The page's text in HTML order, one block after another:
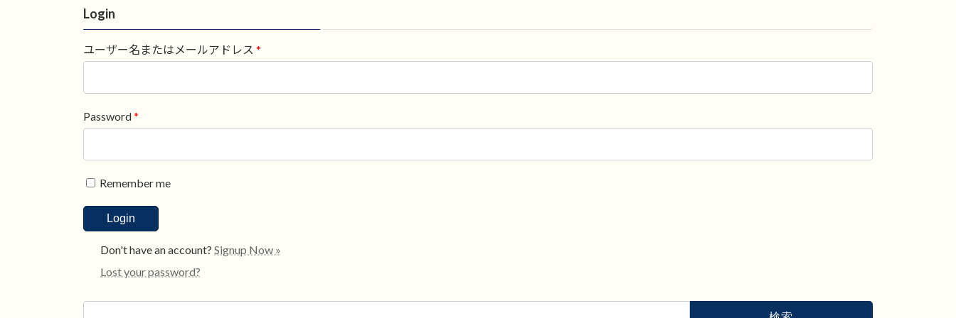
Login
ユーザー名またはメールアドレス *
Password*
Remember me
Don't have an account? Signup Now »
Lost your password?